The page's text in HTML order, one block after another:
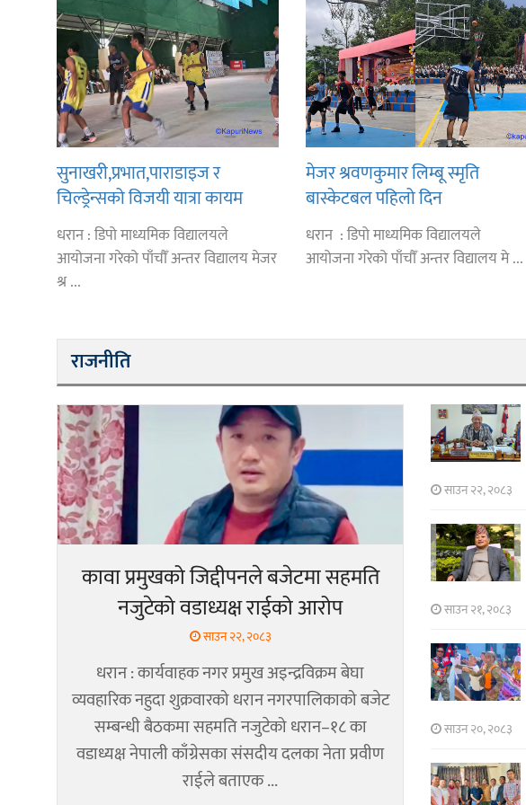
सुनाखरी,प्रभात,पाराडाइज र
चिल्ड्रेन्सको विजयी यात्रा कायम
धरान : डिपो माध्यमिक विद्यालयले
आयोजना गरेको पाँचौँ अन्तर विद्यालय मेजर
श्र ...
मेजर श्रवणकुमार लिम्बू स्मृति
बास्केटबल पहिलो दिन
हिमालयन,हिमशिखर,डिपो र डीपीएस
विजयी
धरान : डिपो माध्यमिक विद्यालयले
आयोजना गरेको पाँचौँ अन्तर विद्यालय मे ...
राजनीति
कावा प्रमुखको जिद्दीपनले बजेटमा सहमति
नजुटेको वडाध्यक्ष राईको आरोप
साउन २२, २०८३
धरान : कार्यवाहक नगर प्रमुख अइन्द्रविक्रम बेघा
व्यवहारिक नहुदा शुक्रवारको धरान नगरपालिकाको बजेट
सम्बन्धी बैठकमा सहमति नजुटेको धरान–१८ का
वडाध्यक्ष नेपाली काँग्रेसका संसदीय दलका नेता प्रवीण
राईले बताएक ...
साउन २२, २०८३
साउन २१, २०८३
साउन २०, २०८३